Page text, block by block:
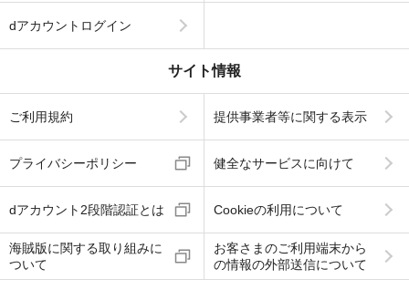
dアカウントログイン
サイト情報
ご利用規約 提供事業者等に関する表示
プライバシーポリシー 健全なサービスに向けて
dアカウント2段階認証とは Cookieの利用について
海賊版に関する取り組みに
ついて
お客さまのご利用端末から
の情報の外部送信について